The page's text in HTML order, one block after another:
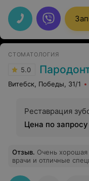
довольны.
СТОМАТОЛОГИЯ
5.0
Витебск, Победы, 31/1
Реставрация
Цена по запросу
Отзыв. Очень
врачи и отличные